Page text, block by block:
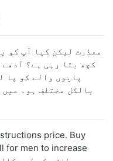
کچھ بتا رہی ہے؟
پایوں والے کو پا
بالکل مختلف ہو۔
price. Buy
for men to increase